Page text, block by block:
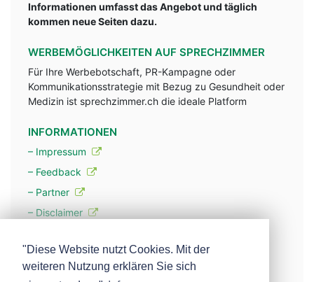
Informationen umfasst das Angebot und täglich
kommen neue Seiten dazu.
WERBEMÖGLICHKEITEN AUF SPRECHZIMMER
Für Ihre Werbebotschaft, PR-Kampagne oder
Kommunikationsstrategie mit Bezug zu Gesundheit oder
Medizin ist sprechzimmer.ch die ideale Platform
INFORMATIONEN
– Impressum
– Feedback
– Partner
– Disclaimer
– Werbung
"Diese Website nutzt Cookies. Mit der
weiteren Nutzung erklären Sie sich